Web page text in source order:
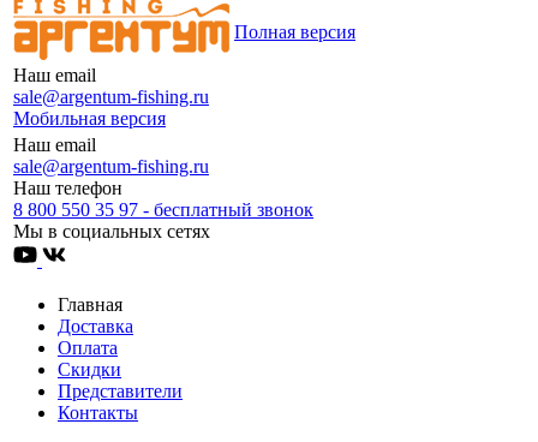
Наш email
sale@argentum-fishing.ru
Мобильная версия
Полная версия
Наш email
sale@argentum-fishing.ru
Наш телефон
8 800 550 35 97 - бесплатный звонок
Мы в социальных сетях
Главная
Доставка
Оплата
Скидки
Представители
Контакты